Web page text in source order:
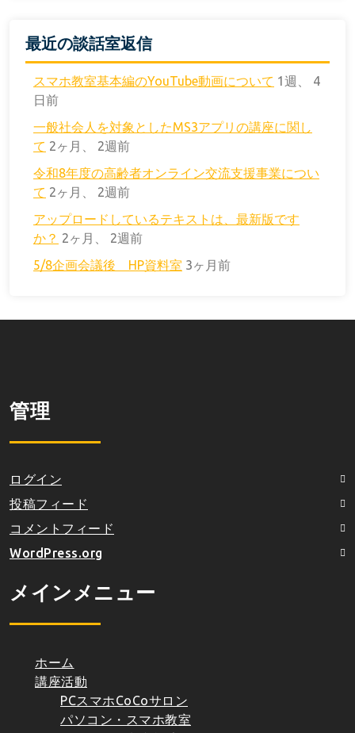
最近の談話室返信
スマホ教室基本編のYouTube動画について 1週、 4
日前
一般社会人を対象としたMS3アプリの講座に関し
て 2ヶ月、 2週前
令和8年度の高齢者オンライン交流支援事業につい
て 2ヶ月、 2週前
アップロードしているテキストは、最新版です
か？ 2ヶ月、 2週前
5/8企画会議後 HP資料室 3ヶ月前
管理
ログイン
投稿フィード
コメントフィード
WordPress.org
メインメニュー
ホーム
講座活動
PCスマホCoCoサロン
パソコン・スマホ教室